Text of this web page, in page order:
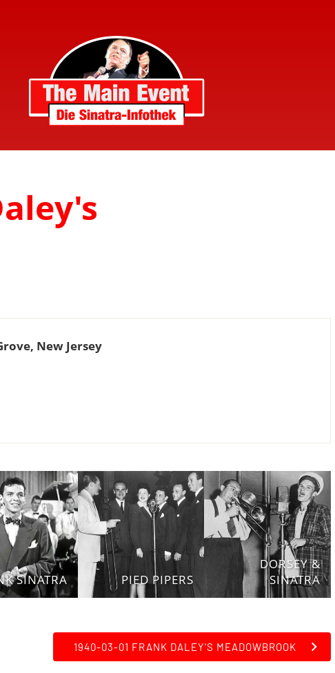
New Jersey
SINATRA PIED PIPERS
DORSEY &
SINATRA
1940-03-01 FRANK DALEY'S MEADOWBROOK